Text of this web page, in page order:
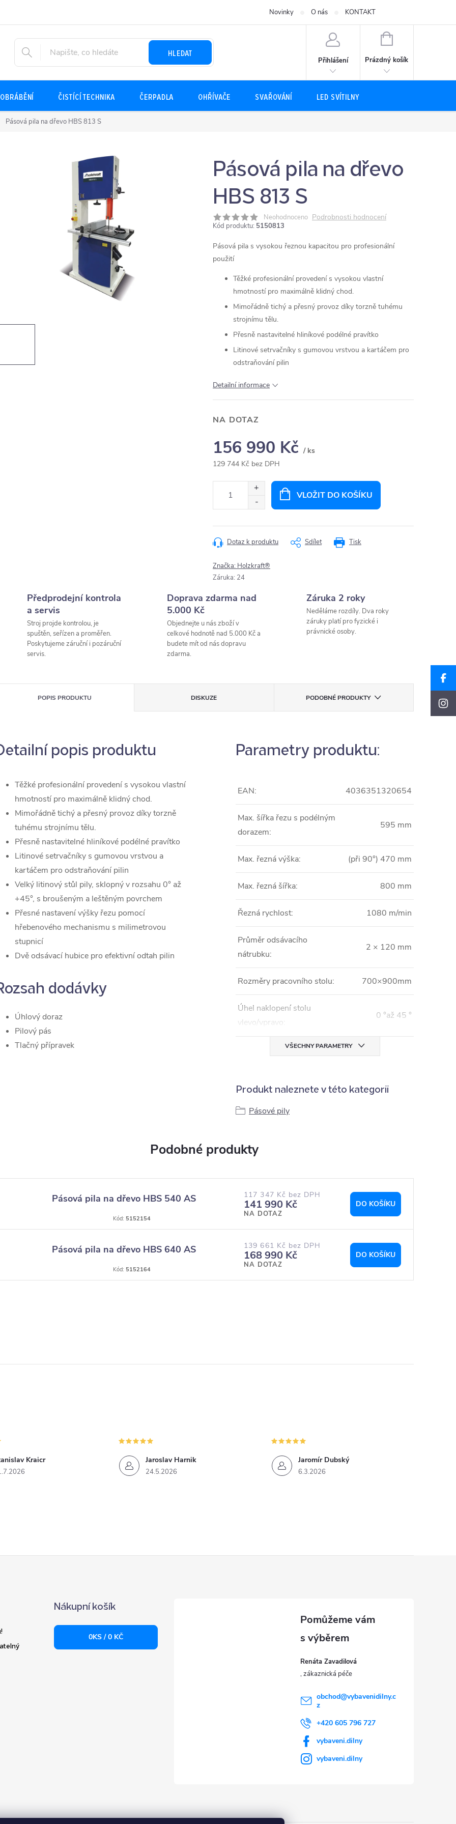
Novinky O nás KONTAKT
HLEDAT
Přihlášení
NÁKUPNÍ
Prázdný košík
ČISTÍCÍ TECHNIKA ČERPADLA OHŘÍVAČE SVAŘOVÁNÍ LED SVÍTILNY
Pásová pila na dřevo HBS 813 S
Pásová pila na dřevo
HBS 813 S
Neohodnoceno Podrobnosti hodnocení
Kód produktu: 5150813
Pásová pila s vysokou řeznou kapacitou pro profesionální
použití
Těžké profesionální provedení s vysokou vlastní
hmotností pro maximálně klidný chod.
Mimořádně tichý a přesný provoz díky torzně tuhému
strojnímu tělu.
Přesně nastavitelné hliníkové podélné pravítko
Litinové setrvačníky s gumovou vrstvou a kartáčem pro
odstraňování pilin
Detailní informace
NA DOTAZ
156 990 Kč / ks
129 744 Kč bez DPH
VLOŽIT DO KOŠÍKU
Tisk
Dotaz k produktu Sdílet
Značka: Holzkraft®
Záruka: 24
Předprodejní kontrola
a servis
Stroj projde kontrolou, je
spuštěn, seřízen a proměřen.
Poskytujeme záruční i pozáruční
servis.
Doprava zdarma nad
5.000 Kč
Objednejte u nás zboží v
celkové hodnotě nad 5.000 Kč a
budete mít od nás dopravu
zdarma.
Záruka 2 roky
Neděláme rozdíly. Dva roky
záruky platí pro fyzické i
právnické osoby.
POPIS PRODUKTU DISKUZE PODOBNÉ PRODUKTY
popis produktu
Těžké profesionální provedení s vysokou vlastní
hmotností pro maximálně klidný chod.
Mimořádně tichý a přesný provoz díky torzně
tuhému strojnímu tělu.
Přesně nastavitelné hliníkové podélné pravítko
Litinové setrvačníky s gumovou vrstvou a
kartáčem pro odstraňování pilin
Velký litinový stůl pily, sklopný v rozsahu 0° až
+45°, s broušeným a leštěným povrchem
Přesné nastavení výšky řezu pomocí
hřebenového mechanismu s milimetrovou
stupnicí
Dvě odsávací hubice pro efektivní odtah pilin
dodávky
Úhlový doraz
Pilový pás
Tlačný přípravek
Parametry produktu:
EAN: 4036351320654
Max. šířka řezu s podélným
dorazem:
595 mm
Max. řezná výška: (při 90°) 470 mm
Max. řezná šířka: 800 mm
Řezná rychlost: 1080 m/min
Průměr odsávacího
nátrubku:
2 × 120 mm
Rozměry pracovního stolu: 700×900mm
Úhel naklopení stolu
vlevo/vpravo:
0 °až 45 °
VŠECHNY PARAMETRY
Produkt naleznete v této kategorii
Pásové pily
Pásová pila na dřevo HBS 540 AS 117 347 Kč bez DPH
141 990 Kč
NA DOTAZ
DO KOŠÍKU
Kód: 5152154
Pásová pila na dřevo HBS 640 AS 139 661 Kč bez DPH
168 990 Kč
NA DOTAZ
DO KOŠÍKU
Kód: 5152164
Kraicr Jaroslav Harnik
24.5.2026
Jaromír Dubský
6.3.2026
Nákupní košík
0KS /0 KČ
Renáta Zavadilová
obchod@vybavenidilny.c
z
+420 605 796 727
vybaveni.dilny
vybaveni.dilny